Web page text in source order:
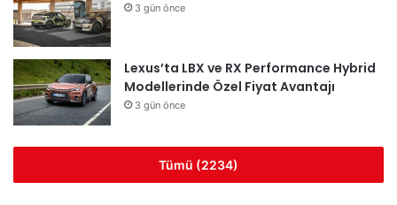
3 gün önce
Lexus’ta LBX ve RX Performance Hybrid
Modellerinde Özel Fiyat Avantajı
3 gün önce
Tümü (2234)